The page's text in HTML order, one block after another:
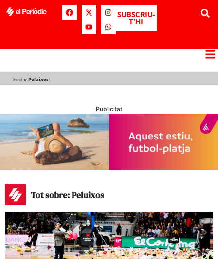
SUBSCRIU-
T'HI
Inici » Peluixos
Publicitat
Tot sobre: Peluixos